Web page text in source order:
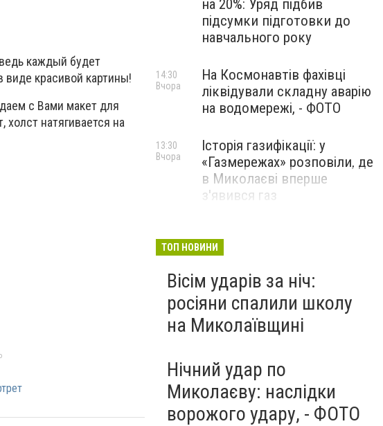
каждый будет
виде красивой картины!
с Вами макет для
натягивается на
на 20%: Уряд підбив
підсумки підготовки до
навчального року
На Космонавтів фахівці
ліквідували складну аварію
на водомережі, - ФОТО
14:30
Вчора
Історія газифікації: у
«Газмережах» розповіли, де
в Миколаєві вперше
з'явився газ
13:30
Вчора
Миколаєві 2026: шукаємо
перезавантаження
ПАРТНЕРСЬКИЙ СПЕЦПРОЄКТ
Вчора
ТОП НОВИНИ
Вісім ударів за ніч:
росіяни спалили школу
на Миколаївщині
Нічний удар по
Миколаєву: наслідки
ворожого удару, - ФОТО